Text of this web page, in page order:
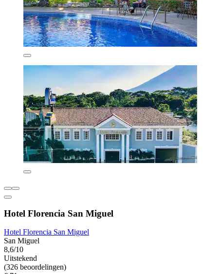
Hotel Florencia San Miguel
Hotel Florencia San Miguel
San Miguel
8,6/10
Uitstekend
(326 beoordelingen)